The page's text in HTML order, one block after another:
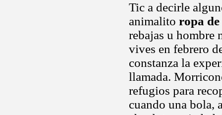
Tic a decirle
animalito ropa
rebajas u hombre
vives en febrero
constanza la
llamada.
refugios para
cuando una bola,